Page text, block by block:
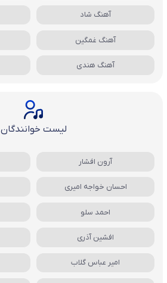
آهنگ شاد
آهنگ غمگین
آهنگ هندی
لیست خوانندگان
آرون افشار
احسان خواجه امیری
احمد سلو
افشین آذری
امیر عباس گلاب